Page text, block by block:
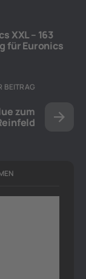
XXL – 163
für Euronics
BEITRAG
zum